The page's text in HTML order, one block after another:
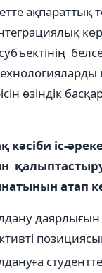
ақпараттық
өзіндік
іс-
атап